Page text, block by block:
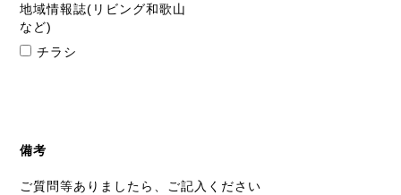
地域情報誌(リビング和歌山
など)
チラシ
備考
ご質問等ありましたら、ご記入ください